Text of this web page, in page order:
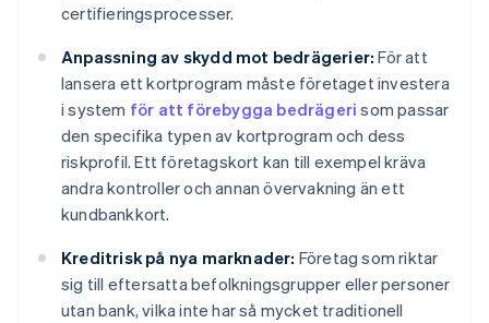
certifieringsprocesser.
Anpassning av skydd mot bedrägerier: För att
lansera ett kortprogram måste företaget investera
i system för att förebygga bedrägeri som passar
den specifika typen av kortprogram och dess
riskprofil. Ett företagskort kan till exempel kräva
andra kontroller och annan övervakning än ett
kundbankkort.
Kreditrisk på nya marknader: Företag som riktar
sig till eftersatta befolkningsgrupper eller personer
utan bank, vilka inte har så mycket traditionell